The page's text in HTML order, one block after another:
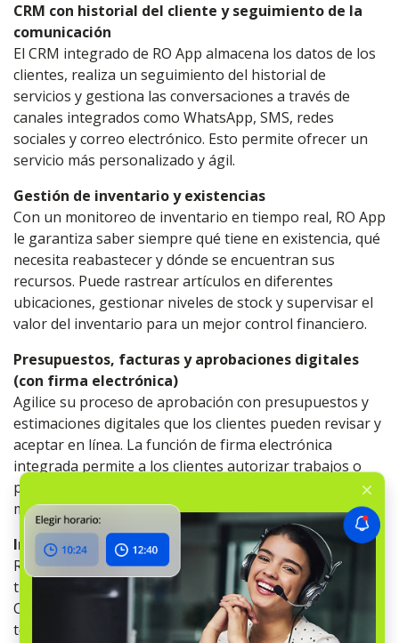
CRM con historial del cliente y seguimiento de la
comunicación
El CRM integrado de RO App almacena los datos de los
clientes, realiza un seguimiento del historial de
servicios y gestiona las conversaciones a través de
canales integrados como WhatsApp, SMS, redes
sociales y correo electrónico. Esto permite ofrecer un
servicio más personalizado y ágil.
Gestión de inventario y existencias
Con un monitoreo de inventario en tiempo real, RO App
le garantiza saber siempre qué tiene en existencia, qué
necesita reabastecer y dónde se encuentran sus
recursos. Puede rastrear artículos en diferentes
ubicaciones, gestionar niveles de stock y supervisar el
valor del inventario para un mejor control financiero.
Presupuestos, facturas y aprobaciones digitales
(con firma electrónica)
Agilice su proceso de aprobación con presupuestos y
estimaciones digitales que los clientes pueden revisar y
aceptar en línea. La función de firma electrónica
integrada permite a los clientes autorizar trabajos o
pagos sin papeleo, haciendo que el proceso sea rápido,
moderno y cómodo.
Informes y análisis en tiempo real
RO App genera informes en tiempo real sobre ventas,
trabajos, finanzas, productividad del personal y más.
Con paneles personalizables, obtiene una visibilidad
total del rendimiento de su empresa, lo que le ayuda a